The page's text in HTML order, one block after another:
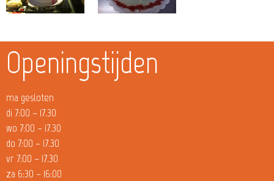
Openingstijden
ma gesloten
di 7:00 – 17.30
wo 7:00 – 17.30
do 7:00 – 17.30
vr 7:00 – 17.30
za 6:30 – 16:00